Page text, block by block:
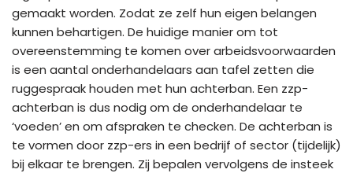
gemaakt worden. Zodat ze zelf hun eigen belangen
kunnen behartigen. De huidige manier om tot
overeenstemming te komen over arbeidsvoorwaarden
is een aantal onderhandelaars aan tafel zetten die
ruggespraak houden met hun achterban. Een zzp-
achterban is dus nodig om de onderhandelaar te
‘voeden’ en om afspraken te checken. De achterban is
te vormen door zzp-ers in een bedrijf of sector (tijdelijk)
bij elkaar te brengen. Zij bepalen vervolgens de insteek